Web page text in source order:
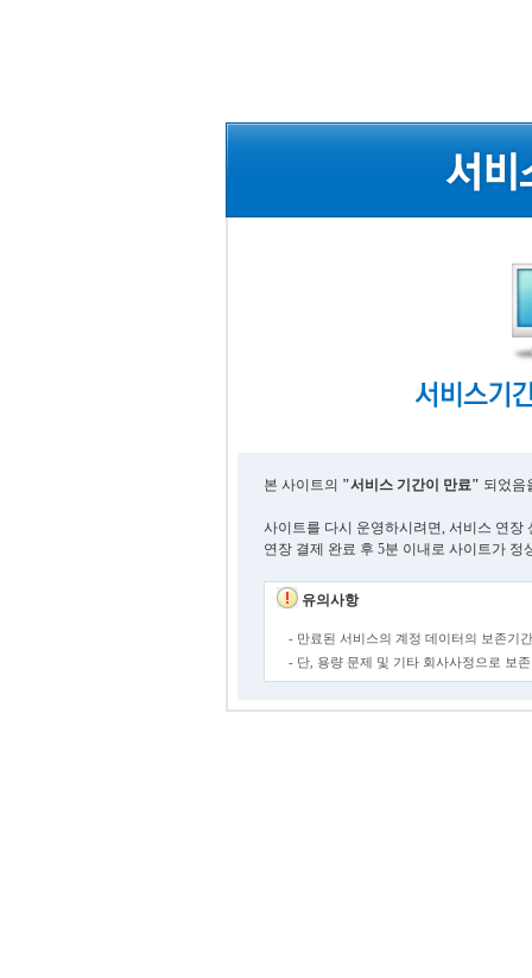
본 사이트의 "서비스 기간이 만료" 되었음
사이트를 다시 운영하시려면, 서비스 연장
연장 결제 완료 후 5분 이내로 사이트가 정
유의사항
- 만료된 서비스의 계정 데이터의 보존기
- 단, 용량 문제 및 기타 회사사정으로 보